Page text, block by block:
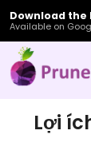
Download the
Available on
Lợi